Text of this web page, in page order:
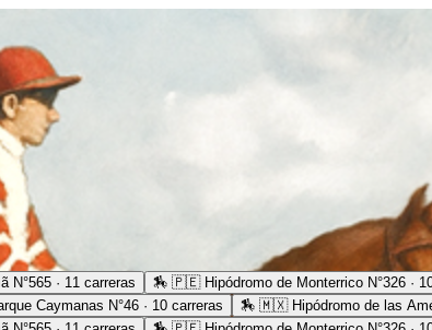
· 11 carreras 🏇 🇵🇪 Hipódromo de Monterrico N°326 ·
Caymanas N°46 · 10 carreras 🏇 🇲🇽 Hipódromo de las